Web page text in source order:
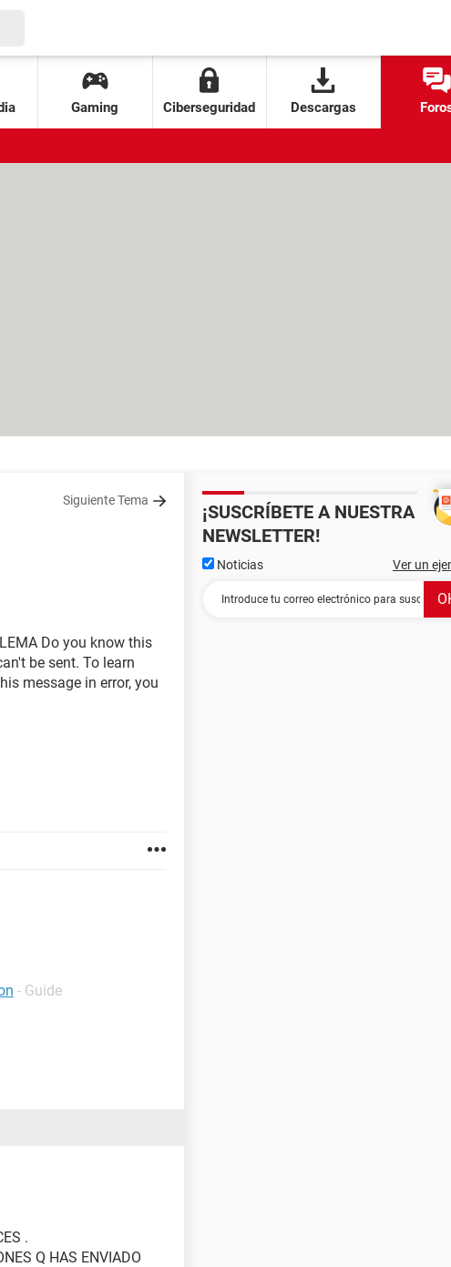
Gaming Ciberseguridad Descargas
Siguiente Tema
Do you know this
be sent. To learn
message in error, you
- Guide
.
Q HAS ENVIADO
¡SUSCRÍBETE A NUESTRA
NEWSLETTER!
Noticias Ver un